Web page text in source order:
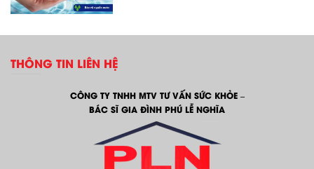
THÔNG TIN LIÊN HỆ
CÔNG TY TNHH MTV TƯ VẤN SỨC KHỎE –
BÁC SĨ GIA ĐÌNH PHÚ LỄ NGHĨA